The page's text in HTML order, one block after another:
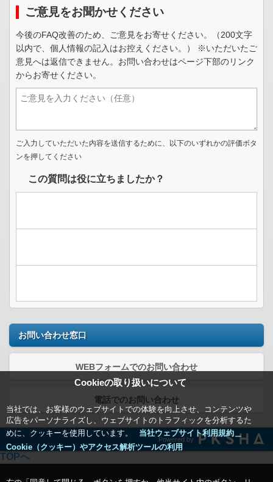
Cookieの取り扱いについて
当社では、お客様のウェブサイトでの体験を向上させ、コンテンツや
広告をパーソナライズし、ウェブサイトのトラフィックを分析するた
めに、クッキーを使用しています。
当社ウェブサイト利用規約＿
Cookie（クッキー）やアクセス解析ツールの利用
ご意見をお聞かせください
今後のFAQ改善のため、ご意見をお寄せください。（200文字
以内で、個人情報の記入はお控えください。） ※いただいたご
意見へは返信できません。お問い合わせはページ下部のリンク
からお寄せください。
ご入力していただいた内容を送信するために、以下のいずれかの評価ボタ
ンを押してください
この質問は役に立ちましたか？
お問い合わせ窓口
WEBフォームでのお問い合わせ
電話でのお問い合わせ
Powered by
TOPへ